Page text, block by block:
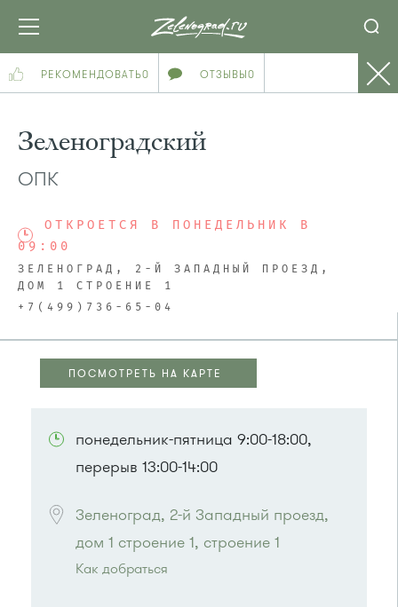
РЕКОМЕНДОВАТЬ0 ОТЗЫВЫ0
Зеленоградский
ОПК
ОТКРОЕТСЯ В ПОНЕДЕЛЬНИК В
09:00
ЗЕЛЕНОГРАД, 2-Й ЗАПАДНЫЙ ПРОЕЗД,
ДОМ 1 СТРОЕНИЕ 1
+7(499)736-65-04
ПОСМОТРЕТЬ НА КАРТЕ
понедельник-пятница 9:00-18:00,
перерыв 13:00-14:00
Зеленоград, 2-й Западный проезд,
дом 1 строение 1, строение 1
Как добраться